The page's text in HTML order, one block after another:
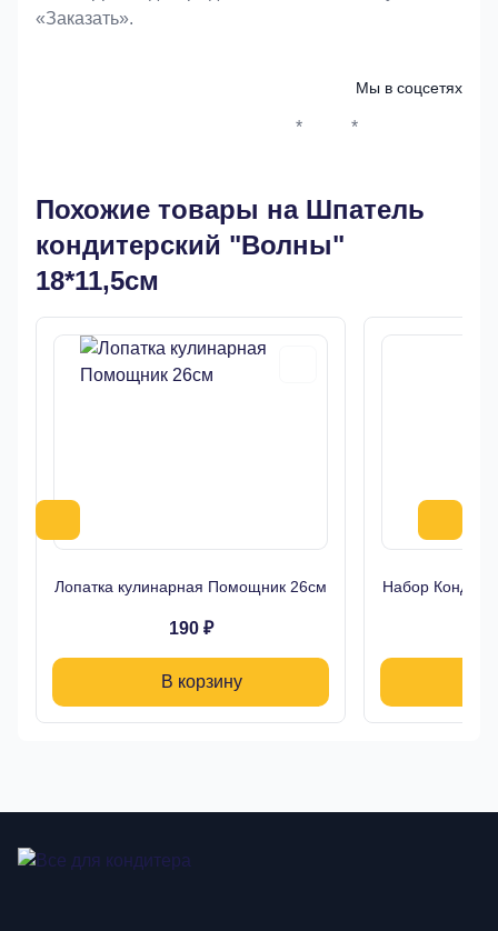
«Заказать».
Мы в соцсетях
* *
Похожие товары на Шпатель
кондитерский "Волны"
18*11,5см
Лопатка кулинарная Помощник 26см
190 ₽
В корзину
Набор